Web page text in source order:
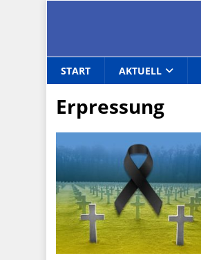
START AKTUELL
Erpressung